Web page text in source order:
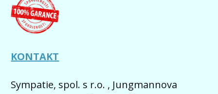
KONTAKT
Sympatie, spol. s r.o. , Jungmannova